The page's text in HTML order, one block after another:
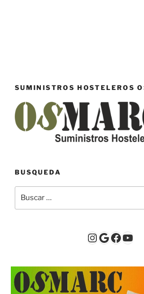
SUMINISTROS HOSTELEROS
BUSQUEDA
por:
Instagram
Google